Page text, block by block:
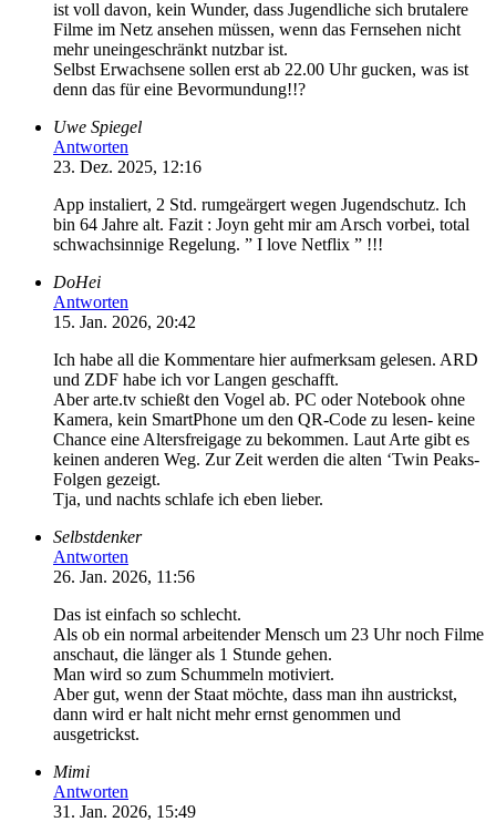
ist voll davon, kein Wunder, dass Jugendliche sich brutalere
Filme im Netz ansehen müssen, wenn das Fernsehen nicht
mehr uneingeschränkt nutzbar ist.
Selbst Erwachsene sollen erst ab 22.00 Uhr gucken, was ist
denn das für eine Bevormundung!!?
Uwe Spiegel
Antworten
23. Dez. 2025, 12:16
App instaliert, 2 Std. rumgeärgert wegen Jugendschutz. Ich
bin 64 Jahre alt. Fazit : Joyn geht mir am Arsch vorbei, total
schwachsinnige Regelung. ” I love Netflix ” !!!
DoHei
Antworten
15. Jan. 2026, 20:42
Ich habe all die Kommentare hier aufmerksam gelesen. ARD
und ZDF habe ich vor Langen geschafft.
Aber arte.tv schießt den Vogel ab. PC oder Notebook ohne
Kamera, kein SmartPhone um den QR-Code zu lesen- keine
Chance eine Altersfreigage zu bekommen. Laut Arte gibt es
keinen anderen Weg. Zur Zeit werden die alten ‘Twin Peaks-
Folgen gezeigt.
Tja, und nachts schlafe ich eben lieber.
Selbstdenker
Antworten
26. Jan. 2026, 11:56
Das ist einfach so schlecht.
Als ob ein normal arbeitender Mensch um 23 Uhr noch Filme
anschaut, die länger als 1 Stunde gehen.
Man wird so zum Schummeln motiviert.
Aber gut, wenn der Staat möchte, dass man ihn austrickst,
dann wird er halt nicht mehr ernst genommen und
ausgetrickst.
Mimi
Antworten
31. Jan. 2026, 15:49